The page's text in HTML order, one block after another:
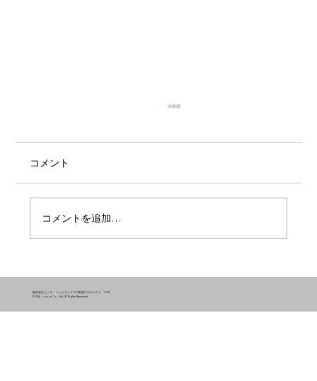
トン」削減しました！
コメント
コメントを追加…
株式会社こころ・ ペットフードロス削減プロジェクト「CCP」
©2026 cocoro.Co., Ltd. All Rights Reserved.